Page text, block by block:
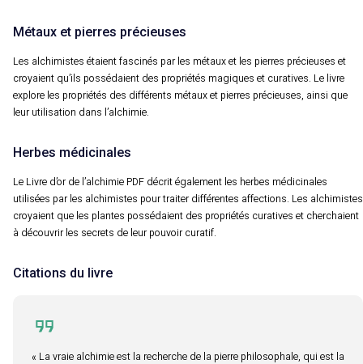
Métaux et pierres précieuses
Les alchimistes étaient fascinés par les métaux et les pierres précieuses et
croyaient qu’ils possédaient des propriétés magiques et curatives. Le livre
explore les propriétés des différents métaux et pierres précieuses, ainsi que
leur utilisation dans l’alchimie.
Herbes médicinales
Le Livre d’or de l’alchimie PDF décrit également les herbes médicinales
utilisées par les alchimistes pour traiter différentes affections. Les alchimistes
croyaient que les plantes possédaient des propriétés curatives et cherchaient
à découvrir les secrets de leur pouvoir curatif.
Citations du livre
« La vraie alchimie est la recherche de la pierre philosophale, qui est la